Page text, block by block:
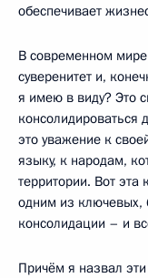
обеспечивает
В современном
суверенитет и,
я имею в виду? Это
это уважение к
языку, к народам,
территории. Вот эта
одним из ключевых,
консолидации – и
Причём я назвал